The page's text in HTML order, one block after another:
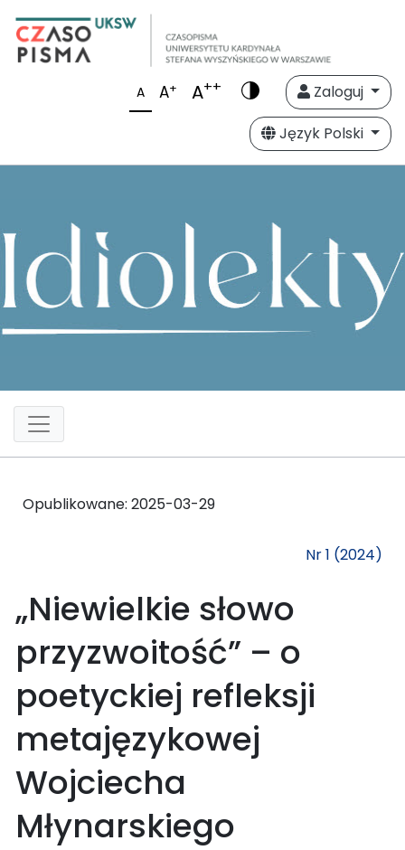
A A+ A++
Zaloguj
Język Polski
Opublikowane: 2025-03-29
Nr 1 (2024)
„Niewielkie słowo
przyzwoitość” – o
poetyckiej refleksji
metajęzykowej
Wojciecha
Młynarskiego